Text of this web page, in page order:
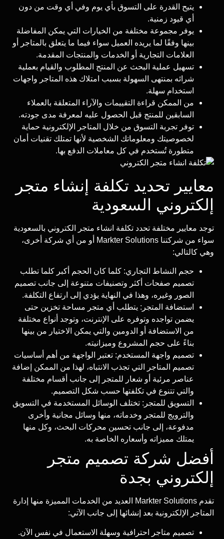
يتيح القدرة على التسوق بأي يوم وفي أي وقت من دون
أي قيود زمنية.
يوفر مجموعة مختلفة من الخيارات التي يمكن المفاضلة
بينها وفقًا لما يريده العميل سواء فيما ما يتعلق بالمتاجر أو
العلامات التجارية أو الخدمات والمنتجات المقدمة.
تسهيل عملية البحث عن المنتج المطلوب والقيام بعملية
شرائه بمنتهى السهولة بسبب امتلاك هذه المتاجر واجهات
استخدام سهلة.
من الممكن قراءة التقييمات والآراء المتعلقة بالعملاء
السابقين للمنتج قبل الحصول عليه لمعرفة مدى جودته.
توفر تجربة التسوق من خلال المتاجر الإلكترونية حماية
لخصوصيتك ومعلوماتك الشخصية لأنها تمتلك تقنيات أمان
متطورة تُستخدم في كل معاملات الدفع بها.
معايير تحديد تكلفة إنشاء متجر
إلكتروني السعودية
توجد معايير مختلفة تحدد تكلفة انشاء متجر الكتروني بالسعودية
سواء من شركتنا Markter Solutions أو من أي شركة أخرى،
وهي كالتالي:
حجم النشاط التجاري: كلما كان الحجم أكبر كلما تطلب
تصميم صفحات أكثر وتصنيفات متنوعة إلى جانب تصميم
الصور وغيره، وهذا في النهاية يؤدي إلى ارتفاع التكلفة.
استضافة المتجر: يتطلب أي متجر مساحة تخزين حتى
يضمن تواجده وتوفره على الإنترنت، وتوجد أنواع مختلفة
من الاستضافة أو الدومين والتي يمكن الاختيار من بينها
بناءً على حجم المشروع وميزانيته.
تصميم واجهة المستخدم: تعتبر الواجهة من أهم أساسيات
تصميم المتاجر التي تجذب الانتباه، لهذا من الممكن إضافة
عناصر مرئية أو شعار للمتجر إلى جانب أقسام مختلفة
والتي تتنوع في تكلفتها حسب شكل التصميم.
التسويق للمتجر: تختلف الوسائل المستخدمة في التسويق
والترويج للمتجر وخدماته، منها وسائل مجانية وأخرى
مدفوعة، إلى جانب تحسين محركات البحث، وكل منها
يمتلك مميزاته وأسعاره الخاصة به.
أفضل شركة تصميم متجر
إلكتروني بجدة
تقدم Markter Solutions العديد من الخدمات المميزة منها إدارة
المتاجر الإلكترونية بعد إنشائها إلى جانب الآتي:
تصميم متاجر احترافية وسهلة الاستعمال في نفس الآن.